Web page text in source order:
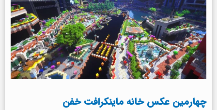
چهارمین عکس خانه ماینکرافت خفن